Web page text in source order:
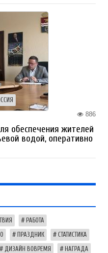
886
обеспечения жителей
водой, оперативно
РАБОТА
ПРАЗДНИК СТАТИСТИКА
ДИЗАЙН ВОВРЕМЯ НАГРАДА